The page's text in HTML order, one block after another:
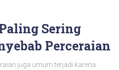
Sering
Perceraian
juga umum terjadi karena